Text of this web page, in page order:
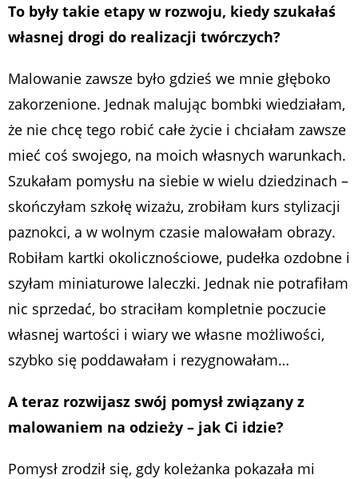
To były takie etapy w rozwoju, kiedy szukałaś
własnej drogi do realizacji twórczych?
Malowanie zawsze było gdzieś we mnie głęboko
zakorzenione. Jednak malując bombki wiedziałam,
że nie chcę tego robić całe życie i chciałam zawsze
mieć coś swojego, na moich własnych warunkach.
Szukałam pomysłu na siebie w wielu dziedzinach –
skończyłam szkołę wizażu, zrobiłam kurs stylizacji
paznokci, a w wolnym czasie malowałam obrazy.
Robiłam kartki okolicznościowe, pudełka ozdobne i
szyłam miniaturowe laleczki. Jednak nie potrafiłam
nic sprzedać, bo straciłam kompletnie poczucie
własnej wartości i wiary we własne możliwości,
szybko się poddawałam i rezygnowałam…
A teraz rozwijasz swój pomysł związany z
malowaniem na odzieży – jak Ci idzie?
Pomysł zrodził się, gdy koleżanka pokazała mi